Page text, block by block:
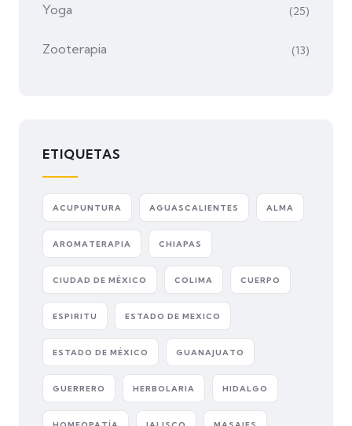
Yoga (25)
Zooterapia (13)
ETIQUETAS
ACUPUNTURA AGUASCALIENTES ALMA
AROMATERAPIA CHIAPAS
CIUDAD DE MÉXICO COLIMA CUERPO
ESPIRITU ESTADO DE MEXICO
ESTADO DE MÉXICO GUANAJUATO
GUERRERO HERBOLARIA HIDALGO